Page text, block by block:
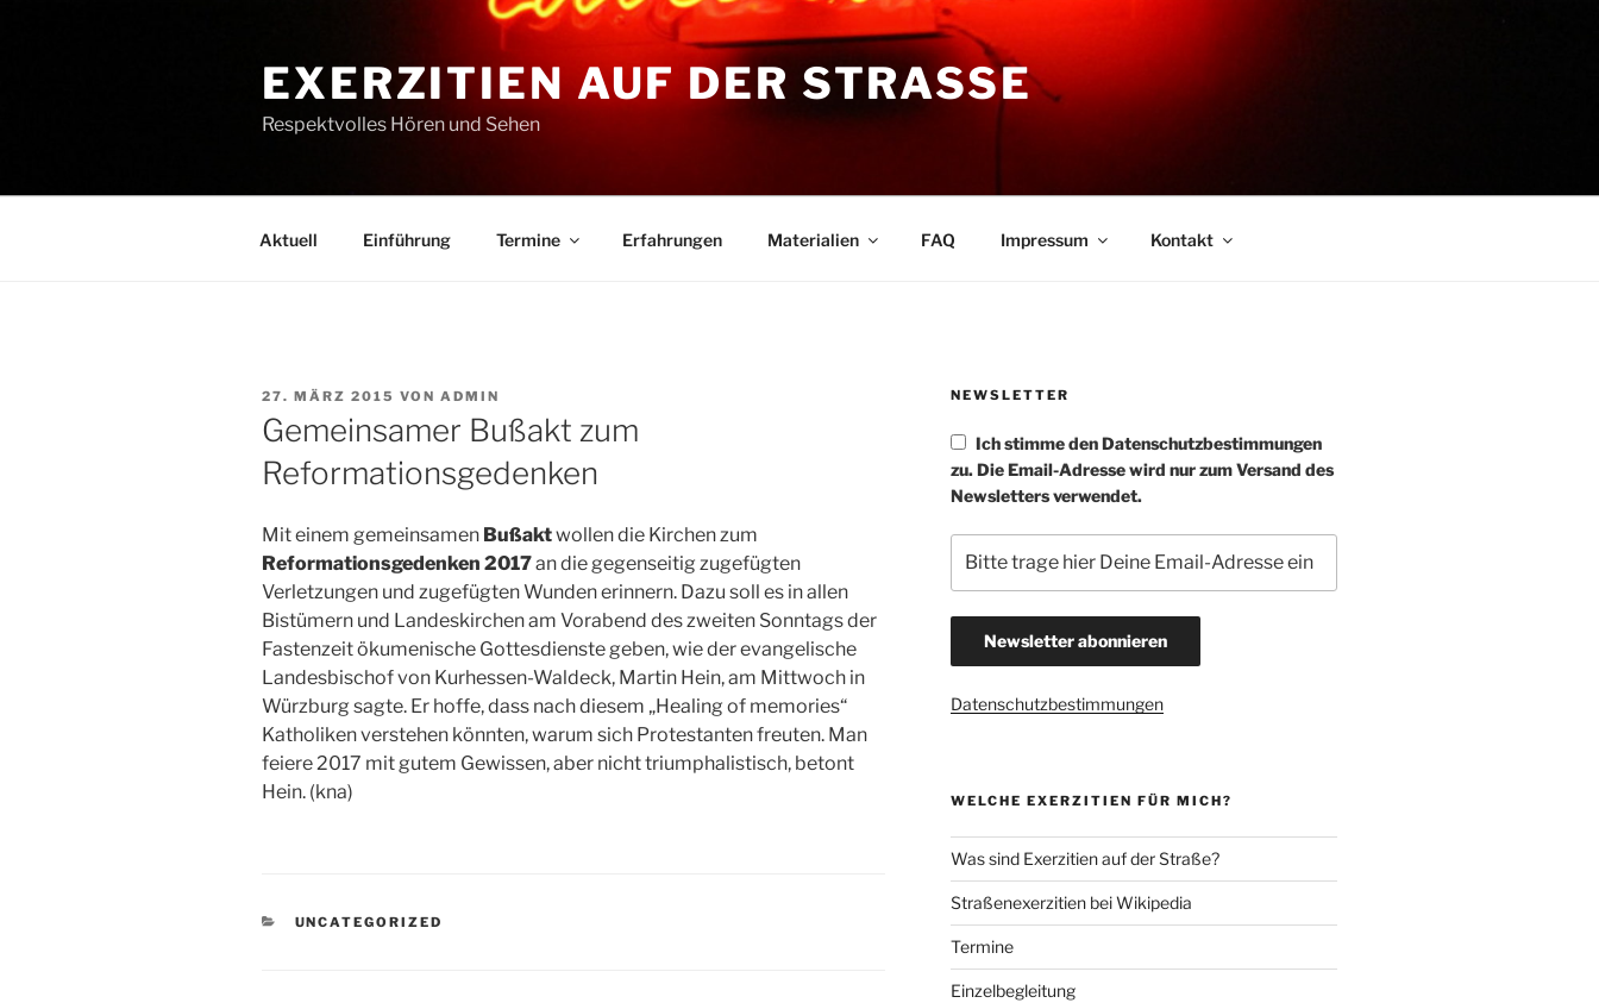
EXERZITIEN AUF DER STRASSE
Respektvolles Hören und Sehen
Aktuell Einführung Termine Erfahrungen Materialien FAQ Impressum Kontakt
VERÖFFENTLICHT
AM
27. MÄRZ 2015 VON ADMIN
Gemeinsamer Bußakt zum
Reformationsgedenken
Mit einem gemeinsamen Bußaktwollen die Kirchen zum
Reformationsgedenken 2017an die gegenseitig zugefügten
Verletzungen und zugefügten Wunden erinnern. Dazu soll es in allen
Bistümern und Landeskirchen am Vorabend des zweiten Sonntags der
Fastenzeit ökumenische Gottesdienste geben, wie der evangelische
Landesbischof von Kurhessen-Waldeck, Martin Hein, am Mittwoch in
Würzburg sagte. Er hoffe, dass nach diesem „Healing of memories“
Katholiken verstehen könnten, warum sich Protestanten freuten. Man
feiere 2017 mit gutem Gewissen, aber nicht triumphalistisch, betont
Hein. (kna)
KATEGORIEN
UNCATEGORIZED
NEWSLETTER
Ich stimme den Datenschutzbestimmungen
zu. Die Email-Adresse wird nur zum Versand des
Newsletters verwendet.
Datenschutzbestimmungen
WELCHE EXERZITIEN FÜR MICH?
Was sind Exerzitien auf der Straße?
Straßenexerzitien bei Wikipedia
Termine
Einzelbegleitung